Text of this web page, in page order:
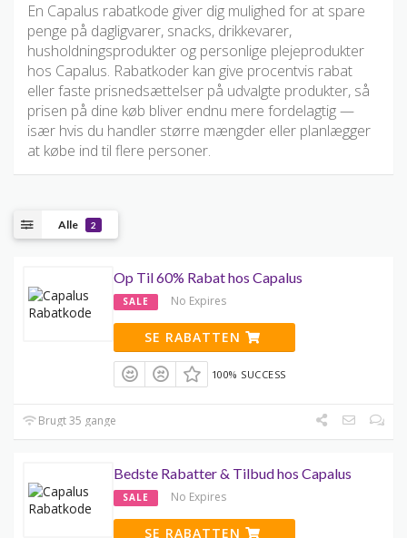
En Capalus rabatkode giver dig mulighed for at spare
penge på dagligvarer, snacks, drikkevarer,
husholdningsprodukter og personlige plejeprodukter
hos Capalus. Rabatkoder kan give procentvis rabat
eller faste prisnedsættelser på udvalgte produkter, så
prisen på dine køb bliver endnu mere fordelagtig —
især hvis du handler større mængder eller planlægger
at købe ind til flere personer.
Alle 2
Op Til 60% Rabat hos Capalus
SALE No Expires
SE RABATTEN
100% SUCCESS
Brugt 35 gange
Bedste Rabatter & Tilbud hos Capalus
SALE No Expires
SE RABATTEN